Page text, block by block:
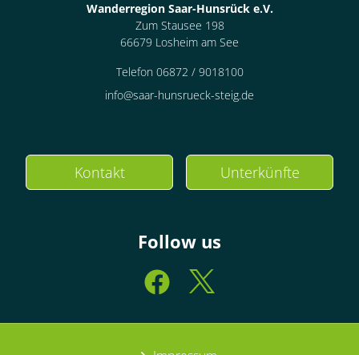
Wanderregion Saar-Hunsrück e.V.
Zum Stausee 198
66679 Losheim am See
Telefon 06872 / 9018100
info@saar-hunsrueck-steig.de
Kontakt Unterkünfte
Follow us